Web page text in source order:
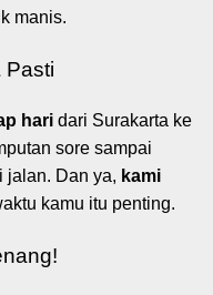
manis.
Pasti
hari dari Surakarta ke
sore sampai
jalan. Dan ya, kami
kamu itu penting.